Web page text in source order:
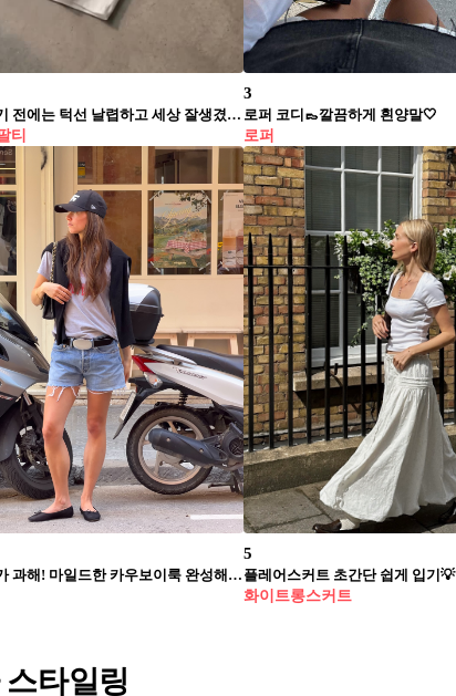
분명 사귀기 전에는 턱선 날렵하고 세상 잘생겼었는데...👱🏻‍♂️
티
3
로퍼 코디👞깔끔하게 흰양말🤍
로퍼
과하긴 뭐가 과해! 마일드한 카우보이룩 완성해보자🤠
5
플레어스커트 초간단 쉽게 입기💡
화이트롱스커트
타일링